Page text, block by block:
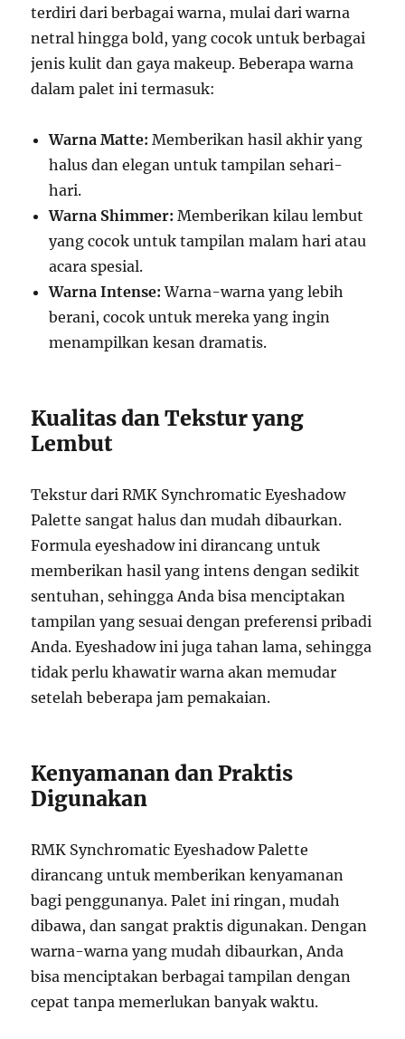
terdiri dari berbagai warna, mulai dari warna
netral hingga bold, yang cocok untuk berbagai
jenis kulit dan gaya makeup. Beberapa warna
dalam palet ini termasuk:
Warna Matte: Memberikan hasil akhir yang
halus dan elegan untuk tampilan sehari-
hari.
Warna Shimmer: Memberikan kilau lembut
yang cocok untuk tampilan malam hari atau
acara spesial.
Warna Intense: Warna-warna yang lebih
berani, cocok untuk mereka yang ingin
menampilkan kesan dramatis.
Kualitas dan Tekstur yang
Lembut
Tekstur dari RMK Synchromatic Eyeshadow
Palette sangat halus dan mudah dibaurkan.
Formula eyeshadow ini dirancang untuk
memberikan hasil yang intens dengan sedikit
sentuhan, sehingga Anda bisa menciptakan
tampilan yang sesuai dengan preferensi pribadi
Anda. Eyeshadow ini juga tahan lama, sehingga
tidak perlu khawatir warna akan memudar
setelah beberapa jam pemakaian.
Kenyamanan dan Praktis
Digunakan
RMK Synchromatic Eyeshadow Palette
dirancang untuk memberikan kenyamanan
bagi penggunanya. Palet ini ringan, mudah
dibawa, dan sangat praktis digunakan. Dengan
warna-warna yang mudah dibaurkan, Anda
bisa menciptakan berbagai tampilan dengan
cepat tanpa memerlukan banyak waktu.